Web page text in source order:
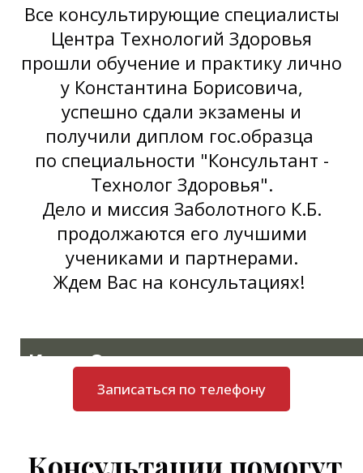
Все консультирующие специалисты
Центра Технологий Здоровья
прошли обучение и практику лично
у Константина Борисовича,
успешно сдали экзамены и
получили диплом гос.образца
по специальности "Консультант -
Технолог Здоровья".
Дело и миссия Заболотного К.Б.
продолжаются его лучшими
учениками и партнерами.
Ждем Вас на консультациях!
Игорь Опришко
Технолог Здоровья.
Выпускник потока №1 Школы Технологов Здоровья.
Записаться по телефону